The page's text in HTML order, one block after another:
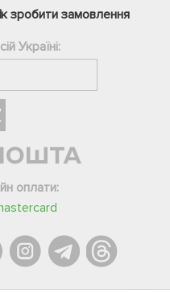
зробити замовлення
Україні:
оплати:
Телеграм
Вайбер
Онлайн чат